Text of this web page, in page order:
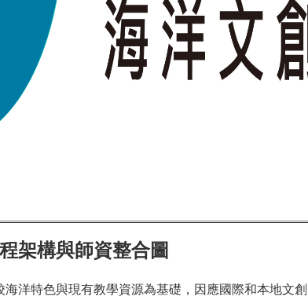
架構與師資整合圖
洋特色與現有教學資源為基礎，因應國際和本地文創